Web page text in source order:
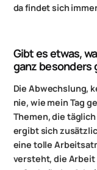
da findet sich
Gibt es etwas,
ganz besonders
Die Abwechslung,
nie, wie mein Tag
Themen, die
ergibt sich
eine tolle
versteht, die Arbeit